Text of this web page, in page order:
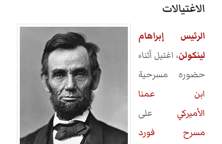
الاغتيالات
الرئيس إبراهام
لينكولن، اغتيل أثناء
حضوره مسرحية
ابن عمنا
الأميركي على
مسرح فورد